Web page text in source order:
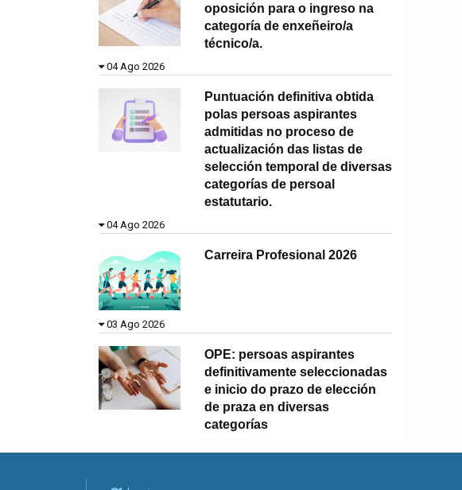
oposición para o ingreso na
categoría de enxeñeiro/a
técnico/a.
04 Ago 2026
Puntuación definitiva obtida
polas persoas aspirantes
admitidas no proceso de
actualización das listas de
selección temporal de diversas
categorías de persoal
estatutario.
04 Ago 2026
Carreira Profesional 2026
03 Ago 2026
OPE: persoas aspirantes
definitivamente seleccionadas
e inicio do prazo de elección
de praza en diversas
categorías